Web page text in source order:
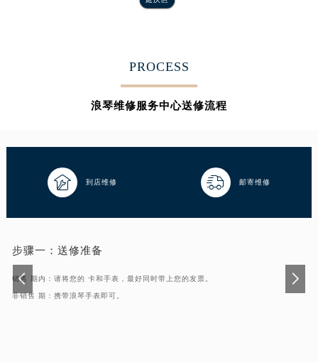
PROCESS
浪琴维修服务中心送修流程
 到店维修  邮寄维修
步骤一： 送修准备
销售 期内：请将您的 卡和手表，最好同时带上您的发票。
非销售 期：携带浪琴手表即可。